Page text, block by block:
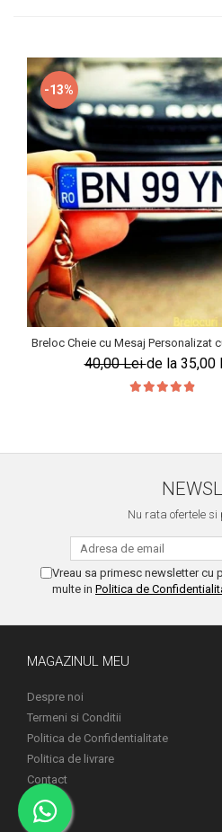
-13%
Breloc Cheie cu Mesaj Personalizat
40,00 Leide la 35,00
Nu rata ofertele si
Vreau sa primesc newsletter cu
multe in Politica de
MAGAZINUL MEU
Despre noi
Termeni si Conditii
Politica de Confidentialitate
Politica de livrare
Contact